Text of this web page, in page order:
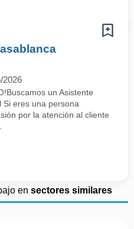
2026
un Asistente
Si eres una persona
por la atención al cliente
en sectores similares